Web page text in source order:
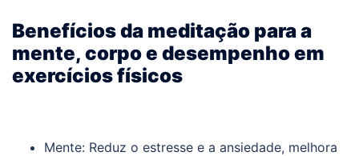
Benefícios da meditação para a
mente, corpo e desempenho em
exercícios físicos
Mente: Reduz o estresse e a ansiedade, melhora